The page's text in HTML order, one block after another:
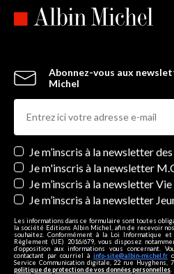
Abonnez-vous aux
Michel
Newsletters
Je m’inscris à la newsletter
Je m'inscris à la newsletter
Je m’inscris à la newsletter
Je m’inscris à la newsletter
Les informations dans ce formulaire sont toutes
la société Editions Albin Michel, afin de recevoir
souhaitez. Conformément à la Loi Informatique
Règlement (UE) 2016/679, vous disposez
d’opposition aux informations vous concernant.
contactant par courriel à info-site@albin-michel.fr
Service Communication digitale, 22 rue Huyghens,
politique de protection de vos données personnelles